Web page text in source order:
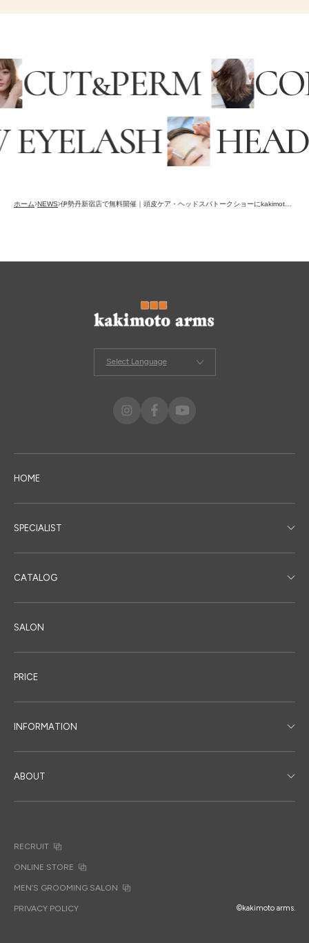
CUT&PERM
EYELASH
ホーム NEWS
RECRUITING
オンラインストア
Select Language
HOME
SPECIALIST
CATALOG
SALON
PRICE
INFORMATION
ABOUT
RECRUIT
ONLINE STORE
MEN’S GROOMING SALON
PRIVACY POLICY ©kakimoto arms.